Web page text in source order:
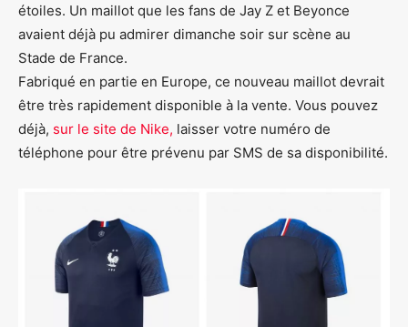
étoiles. Un maillot que les fans de Jay Z et Beyonce
avaient déjà pu admirer dimanche soir sur scène au
Stade de France.
Fabriqué en partie en Europe, ce nouveau maillot devrait
être très rapidement disponible à la vente. Vous pouvez
déjà, sur le site de Nike, laisser votre numéro de
téléphone pour être prévenu par SMS de sa disponibilité.